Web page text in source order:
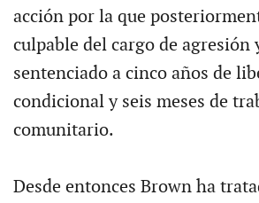
acción por la que
culpable del cargo de agresión
sentenciado a cinco años de
condicional y seis meses de
comunitario.
Desde entonces Brown ha